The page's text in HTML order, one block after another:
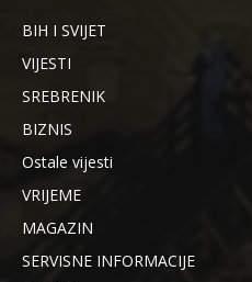
BIH I SVIJET
VIJESTI
SREBRENIK
BIZNIS
Ostale vijesti
VRIJEME
MAGAZIN
SERVISNE INFORMACIJE